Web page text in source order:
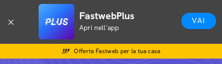
FastwebPlus
Apri nell'app
VAI
Offerta Fastweb per la tua casa